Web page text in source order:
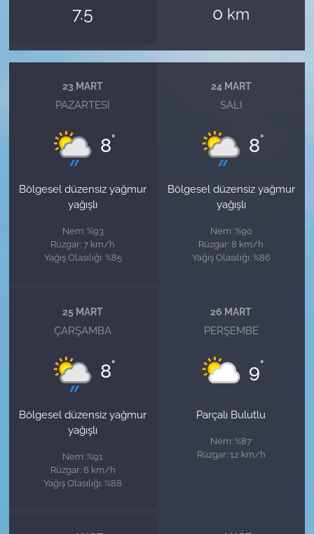
7.5 0 km
23 MART
PAZARTESI
8°
Bölgesel düzensiz yağmur
yağışlı
Nem: %93
Rüzgar: 7 km/h
Yağış Olasılığı: %85
24 MART
SALI
8°
Bölgesel düzensiz yağmur
yağışlı
Nem: %90
Rüzgar: 8 km/h
Yağış Olasılığı: %86
25 MART
ÇARŞAMBA
8°
Bölgesel düzensiz yağmur
yağışlı
Nem: %91
Rüzgar: 6 km/h
Yağış Olasılığı: %88
26 MART
PERŞEMBE
9°
Parçalı Bulutlu
Nem: %87
Rüzgar: 12 km/h